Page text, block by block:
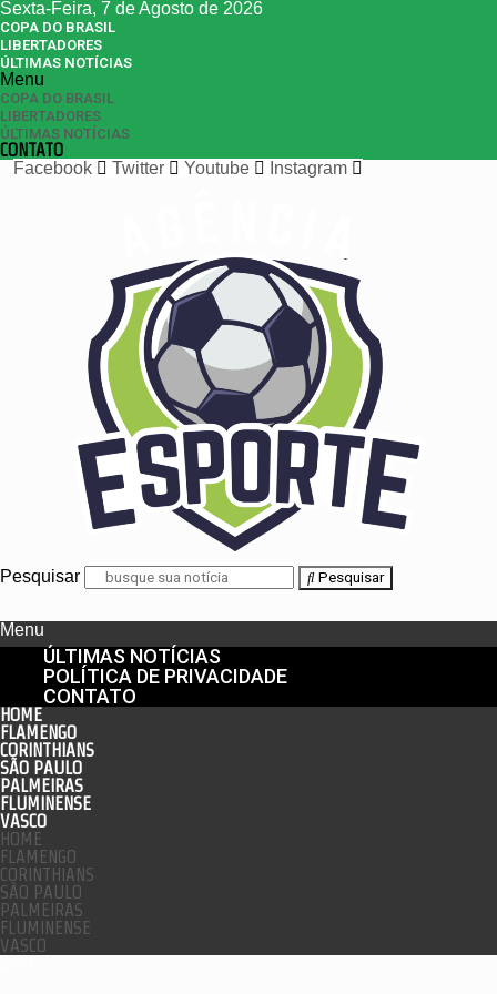
Sexta-Feira, 7 de Agosto de 2026
COPA DO BRASIL
LIBERTADORES
ÚLTIMAS NOTÍCIAS
Menu
COPA DO BRASIL
LIBERTADORES
ÚLTIMAS NOTÍCIAS
CONTATO
Facebook
Twitter Youtube Instagram
Pesquisar Pesquisar
Menu
ÚLTIMAS NOTÍCIAS
POLÍTICA DE PRIVACIDADE
CONTATO
HOME
FLAMENGO
CORINTHIANS
SÃO PAULO
PALMEIRAS
FLUMINENSE
VASCO
HOME
FLAMENGO
CORINTHIANS
SÃO PAULO
PALMEIRAS
FLUMINENSE
VASCO